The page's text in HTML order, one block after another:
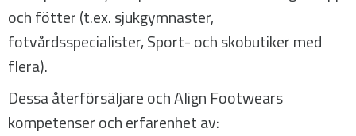
och fötter (t.ex. sjukgymnaster,
fotvårdsspecialister, Sport- och skobutiker med
flera).
Dessa återförsäljare och Align Footwears
kompetenser och erfarenhet av: